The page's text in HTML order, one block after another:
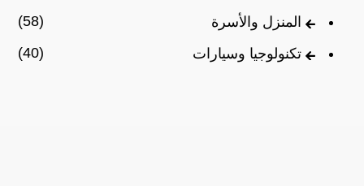
المنزل والأسرة
(58)
تكنولوجيا وسيارات
(40)